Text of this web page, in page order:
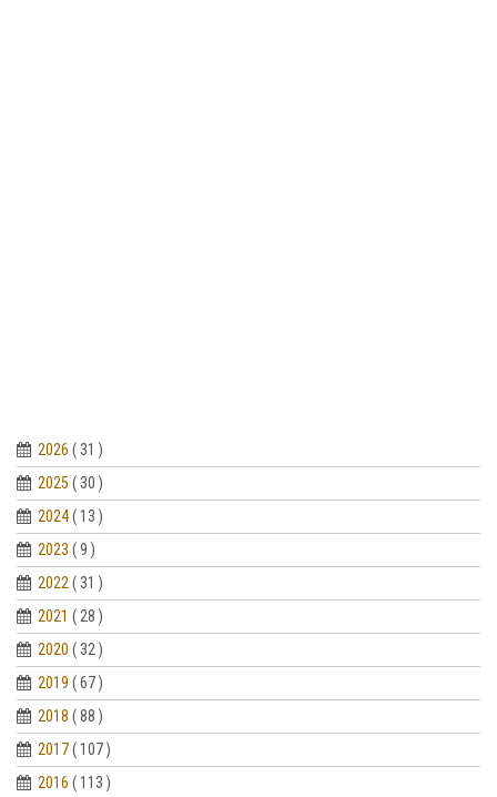
2026 ( 31 )
2025 ( 30 )
2024( 13 )
2023 ( 9 )
2022 ( 31 )
2021 ( 28 )
2020 ( 32 )
2019 ( 67 )
2018 ( 88 )
2017( 107 )
2016 ( 113 )